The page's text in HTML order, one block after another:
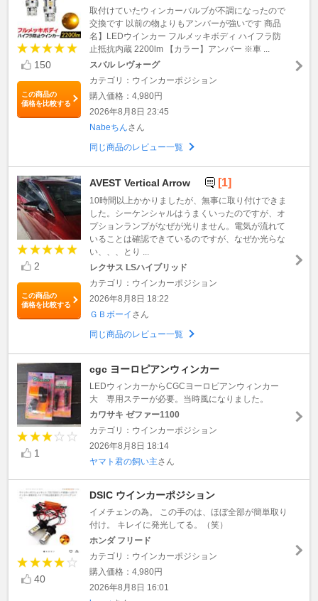
150
この商品の
価格を比較する
取付けていたウィンカーバルブが不調になったので
交換です 以前の物よりもアンバーが強いです 商品
名】LEDウインカー フルメッキボディ ハイフラ防
止抵抗内蔵 2200lm 【カラー】アンバー ※車 ...
スバル レヴォーグ
カテゴリ：ウインカーポジション
購入価格：4,980円
2026年8月8日 23:45
Nabeちんさん
同じ商品のレビュー一覧
2
この商品の
価格を比較する
AVEST Vertical Arrow [1]
10時間以上かかりましたが、無事に取り付けできま
した。シーケンシャルはうまくいったのですが、オ
プションランプがなぜが光りません。電気が流れて
いることは確認できているのですが、なぜか光らな
い、、、とり ...
レクサス LSハイブリッド
カテゴリ：ウインカーポジション
2026年8月8日 18:22
ＧＢボーイ さん
同じ商品のレビュー一覧
1
cgc ヨーロピアンウィンカー
LEDウィンカーからCGCヨーロピアンウィンカー
大 専用ステーが必要。当時風になりました。
カワサキ ゼファー1100
カテゴリ：ウインカーポジション
2026年8月8日 18:14
ヤマト君の飼い主さん
40
DSIC ウインカーポジション
イメチェンの為。 この手のは、ほぼ全部が簡単取り
付け。 キレイに発光してる。（笑）
ホンダ フリード
カテゴリ：ウインカーポジション
購入価格：4,980円
2026年8月8日 16:01